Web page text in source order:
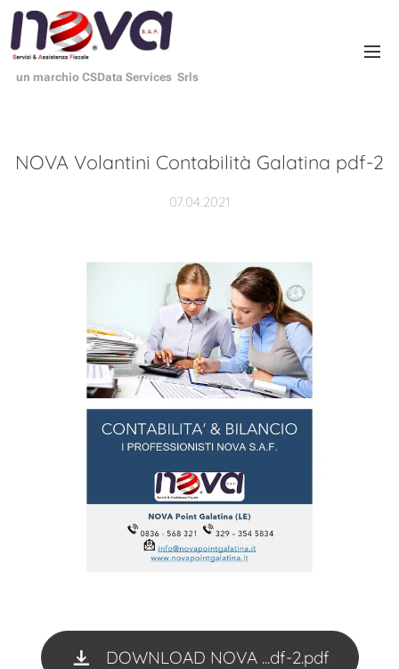
un marchio CSData Services Srls
NOVA Volantini Contabilità Galatina pdf-2
07.04.2021
DOWNLOAD NOVA ...df-2.pdf